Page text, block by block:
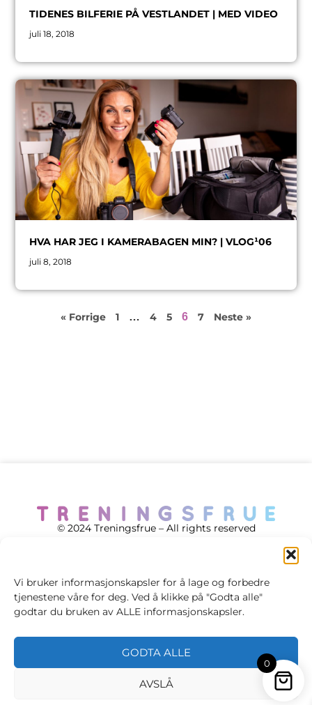
Vi bruker informasjonskapsler for å lage og forbedre
tjenestene våre for deg. Ved å klikke på "Godta alle"
godtar du bruken av ALLE informasjonskapsler.
GODTA ALLE
AVSLÅ
TIDENES BILFERIE PÅ VESTLANDET | MED VIDEO
juli 18, 2018
HVA HAR JEG I KAMERABAGEN MIN? | VLOG¹06
juli 8, 2018
« Forrige 1 … 4 5 6 7 Neste »
© 2024 Treningsfrue – All rights reserved
Cookie policy
Personvernsvilkår
0